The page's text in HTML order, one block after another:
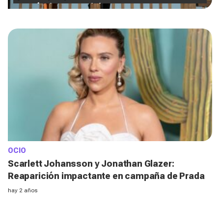
romántica espacial
OCIO
Scarlett Johansson y Jonathan Glazer:
Reaparición impactante en campaña de Prada
hay 2 años